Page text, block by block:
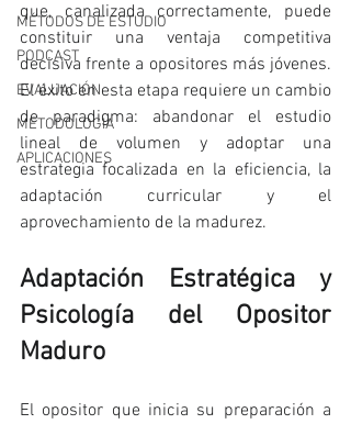
MÉTODOS DE ESTUDIO
PODCAST
EVALUACIÓN
METODOLOGIA
APLICACIONES
que, canalizada correctamente, puede
constituir una ventaja competitiva
decisiva frente a opositores más jóvenes.
El éxito en esta etapa requiere un cambio
de paradigma: abandonar el estudio
lineal de volumen y adoptar una
estrategia focalizada en la eficiencia, la
adaptación curricular y el
aprovechamiento de la madurez.
Adaptación Estratégica y
Psicología del Opositor
Maduro
El opositor que inicia su preparación a